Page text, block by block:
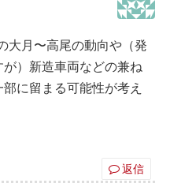
大月〜高尾の動向や（発
）新造車両などの兼ね
に留まる可能性が考え
返信